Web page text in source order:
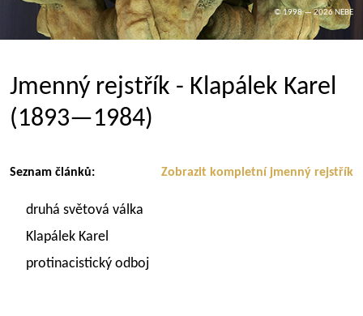
© 1998 — 2026 NEBE
Jmenný rejstřík - Klapálek Karel
(1893—1984)
Zobrazit kompletní jmenný rejstřík
Seznam článků:
druhá světová válka
Klapálek Karel
protinacistický odboj